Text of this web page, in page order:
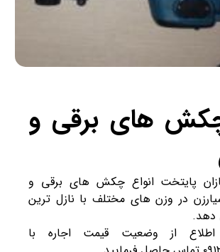
چکش های برقی و
پایتخت انواع چکش های برقی و
در وزن های مختلف با نازل ترین
دهد.
از وضعیت قیمت اجاره با